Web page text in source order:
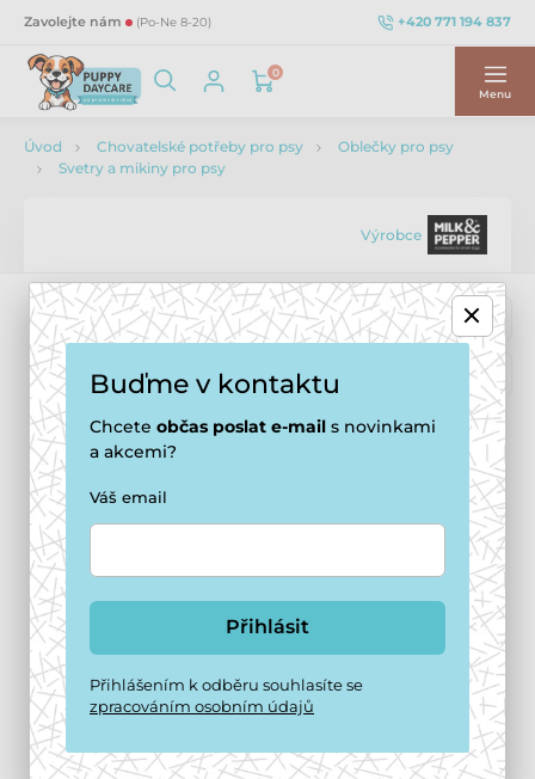
Zavolejte nám (Po-Ne 8-20) +420 771 194 837
0
Menu
Úvod Chovatelské potřeby pro psy
Oblečky pro psy
Svetry a mikiny pro psy
Výrobce
Buďme v kontaktu
Chcete občas poslat e-mail s novinkami
a akcemi?
Váš email
Přihlásit
Přihlášením k odběru souhlasíte se
zpracováním osobním údajů